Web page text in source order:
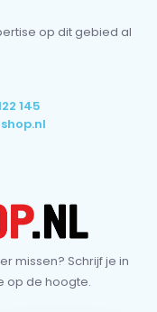
op dit gebied al
145
missen? Schrijf je in
op de hoogte.